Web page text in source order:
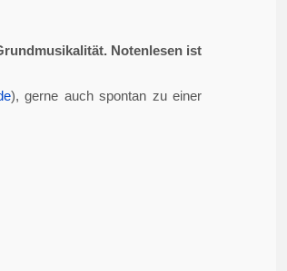
Notenlesen ist
), gerne auch spontan zu einer